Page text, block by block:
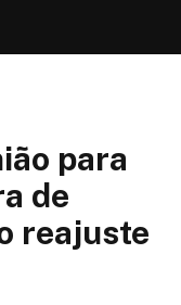
para
de
reajuste